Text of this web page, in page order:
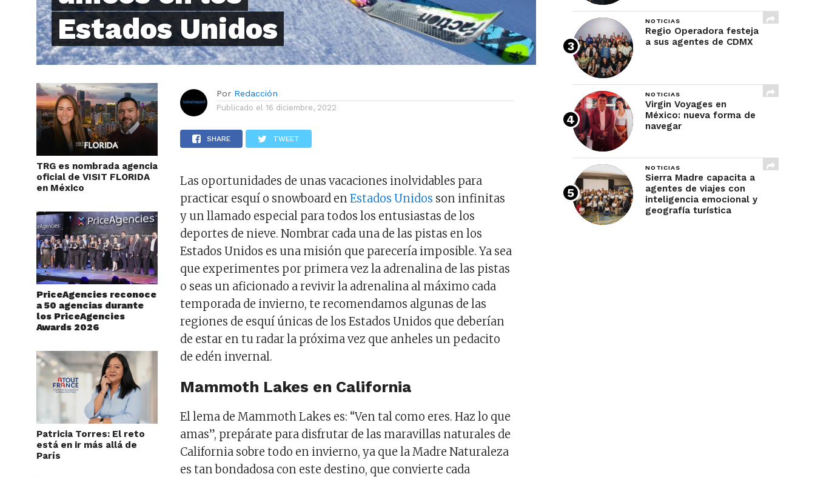
Estados Unidos
TRG es nombrada agencia
oficial de VISIT FLORIDA
en México
PriceAgencies reconoce
a 50 agencias durante
los PriceAgencies
Awards 2026
Patricia Torres: El reto
está en ir más allá de
París
Por Redacción
Publicado el 16 diciembre, 2022
SHARE TWEET
Las oportunidades de unas vacaciones inolvidables para
practicar esquí o snowboard enEstados Unidos son infinitas
y un llamado especial para todos los entusiastas de los
deportes de nieve. Nombrar cada una de las pistas en los
Estados Unidos es una misión que parecería imposible. Ya sea
que experimentes por primera vez la adrenalina de las pistas
o seas un aficionado a revivir la adrenalina al máximo cada
temporada de invierno, te recomendamos algunas de las
regiones de esquí únicas de los Estados Unidos que deberían
de estar en tu radar la próxima vez que anheles un pedacito
de edén invernal.
Mammoth Lakes en California
El lema de Mammoth Lakes es: “Ven tal como eres. Haz lo que
amas”, prepárate para disfrutar de las maravillas naturales de
California sobre todo en invierno, ya que la Madre Naturaleza
es tan bondadosa con este destino, que convierte cada
NOTICIAS
Regio Operadora festeja
a sus agentes de CDMX
NOTICIAS
Virgin Voyages en
México: nueva forma de
navegar
NOTICIAS
Sierra Madre capacita a
agentes de viajes con
inteligencia emocional y
geografía turística